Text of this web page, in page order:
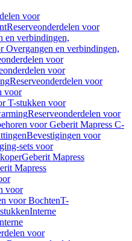
voor
Reserveonderdelen voor
en verbindingen,
Overgangen en verbindingen,
voor
voor
Reserveonderdelen voor
voor
T-stukken voor
Reserveonderdelen voor
voor Geberit Mapress C-
Bevestigingen voor
sets voor
Geberit Mapress
Mapress
voor
voor BochtenT-
Interne
voor